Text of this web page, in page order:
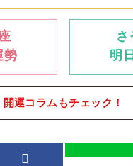
勢
さ
明
開運コラムもチェック！